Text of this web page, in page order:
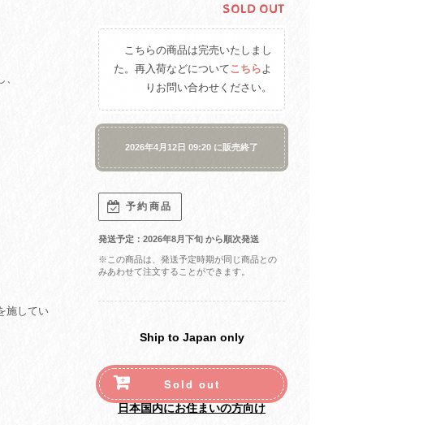
施してい
SOLD OUT
こちらの商品は完売いたしまし
た。再入荷などについてこちらよ
りお問い合わせください。
2026年4月12日 09:20 に販売終了
予約商品
発送予定：2026年8月下旬 から順次発送
※この商品は、発送予定時期が同じ商品との
みあわせて注文することができます。
Ship to Japan only
Sold out
日本国内にお住まいの方向け